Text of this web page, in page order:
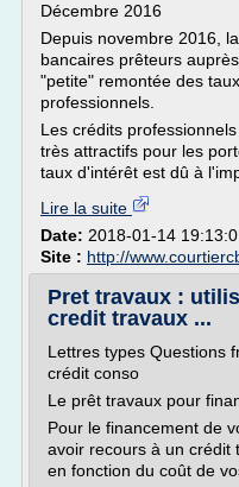
Décembre 2016
Depuis novembre 2016,
bancaires prêteurs
"petite" remontée des
professionnels.
Les crédits
très attractifs pour les
taux d'intérêt est dû à
Lire la suite
Date: 2018-01-14
Site : http://
Pret travaux :
credit travaux ...
Lettres types Questions
crédit conso
Le prêt travaux pour
Pour le financement de
avoir recours à un crédit
en fonction du coût de